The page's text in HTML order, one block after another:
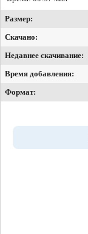
Размер:
Скачано:
Недавнее скачивание:
Время добавления:
Формат: